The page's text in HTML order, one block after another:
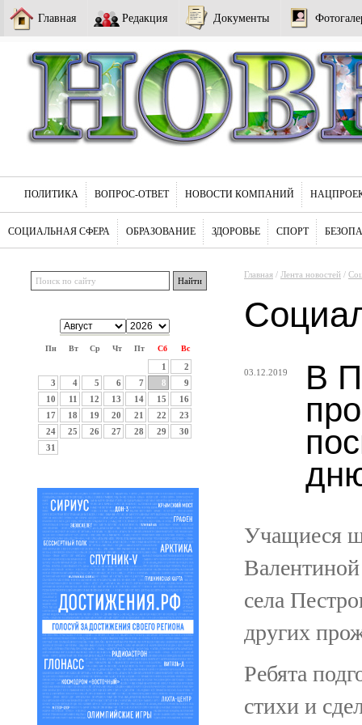
Главная Редакция Документы
ПОЛИТИКА ВОПРОС-ОТВЕТ НОВОСТИ КОМПАНИЙ
СОЦИАЛЬНАЯ СФЕРА ОБРАЗОВАНИЕ ЗДОРОВЬЕ СПОРТ
Пн Вт Ср Чт Пт Сб Вс
1
2
3
4 5 6 7 8
9
10
11 12 13 14 15
16
17
18 19 20 21 22
23
24
25 26 27 28 29
30
31
Главная / Лента новостей /
03.12.2019
В
Учащиеся
села
других
Ребята
стихи и